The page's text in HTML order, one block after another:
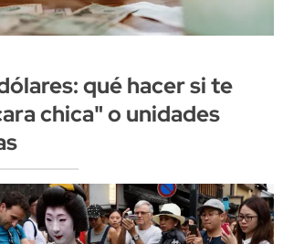
qué hacer si te
chica" o unidades